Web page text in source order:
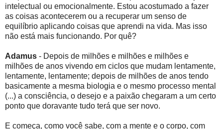
intelectual ou emocionalmente. Estou acostumado a fazer
as coisas acontecerem ou a recuperar um senso de
equilíbrio aplicando coisas que aprendi na vida. Mas isso
não está mais funcionando. Por quê?
Adamus - Depois de milhões e milhões e milhões e
milhões de anos vivendo em ciclos que mudam lentamente,
lentamente, lentamente; depois de milhões de anos tendo
basicamente a mesma biologia e o mesmo processo mental
(...) a consciência, o desejo e a paixão chegaram a um certo
ponto que doravante tudo terá que ser novo.
E começa, como você sabe, com a mente e o corpo, com